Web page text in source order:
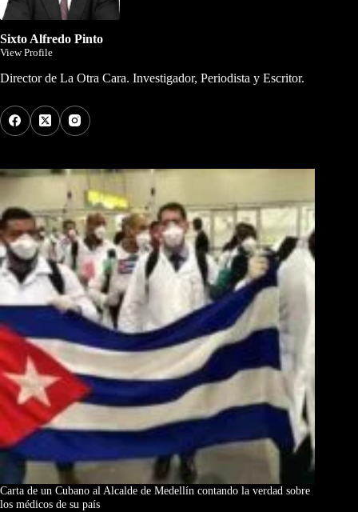
Sixto Alfredo Pinto
View Profile
Director de La Otra Cara. Investigador, Periodista y Escritor.
Carta de un Cubano al Alcalde de Medellín contando la verdad sobre
los médicos de su país